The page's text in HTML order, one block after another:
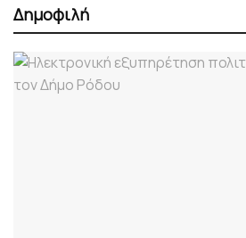
Δημοφιλή